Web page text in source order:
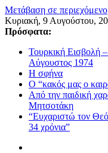
Μετάβαση σε περιεχόμενο
Κυριακή, 9 Αυγούστου,
Πρόσφατα:
Τουρκική Εισβολή –
Αύγουστος 1974
Η σφήνα
Ο “κακός μας ο
Από την παιδική
Μητσοτάκη
“Ευχαριστώ τον
34 χρόνια”